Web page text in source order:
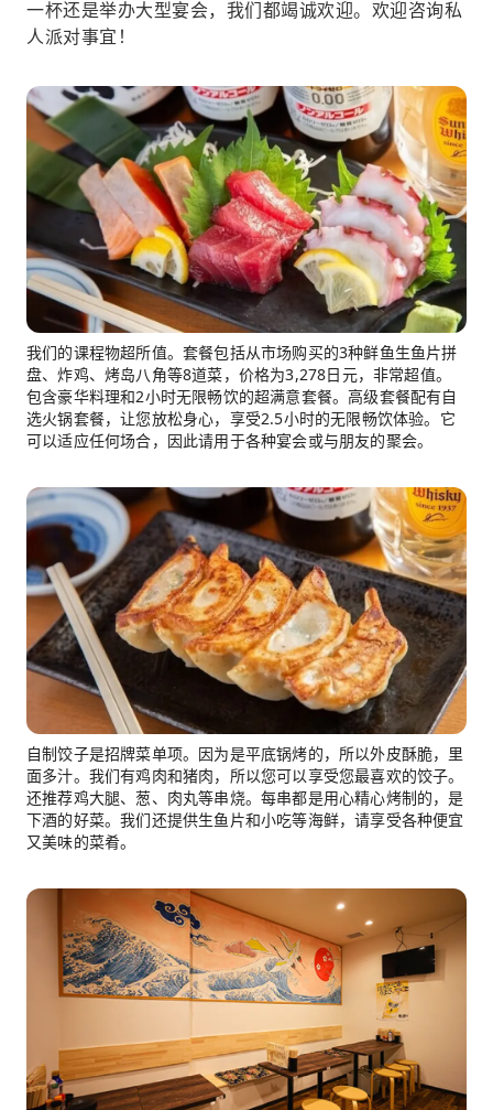
一杯还是举办大型宴会，我们都竭诚欢迎。欢迎咨询私
人派对事宜！
我们的课程物超所值。套餐包括从市场购买的3种鲜鱼生鱼片拼
盘、炸鸡、烤岛八角等8道菜，价格为3,278日元，非常超值。
包含豪华料理和2小时无限畅饮的超满意套餐。高级套餐配有自
选火锅套餐，让您放松身心，享受2.5小时的无限畅饮体验。它
可以适应任何场合，因此请用于各种宴会或与朋友的聚会。
自制饺子是招牌菜单项。因为是平底锅烤的，所以外皮酥脆，里
面多汁。我们有鸡肉和猪肉，所以您可以享受您最喜欢的饺子。
还推荐鸡大腿、葱、肉丸等串烧。每串都是用心精心烤制的，是
下酒的好菜。我们还提供生鱼片和小吃等海鲜，请享受各种便宜
又美味的菜肴。